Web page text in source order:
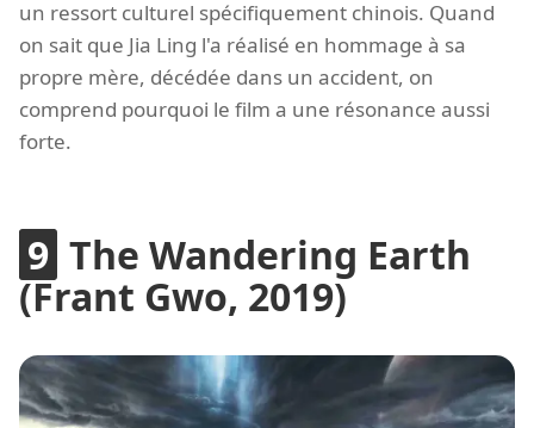
un ressort culturel spécifiquement chinois. Quand
on sait que Jia Ling l'a réalisé en hommage à sa
propre mère, décédée dans un accident, on
comprend pourquoi le film a une résonance aussi
forte.
The Wandering Earth
(Frant Gwo, 2019)